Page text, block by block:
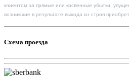
клиентом за прямые или косвенные убытки,
возникшие в результате выхода из строя
Схема проезда